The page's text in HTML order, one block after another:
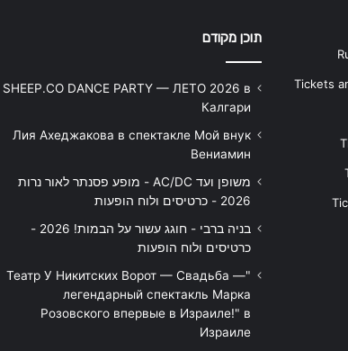
Tickets
תוכן מקודם
SHEEP.CO DANCE PARTY — ЛЕТО 2026 в
Калгари
Лия Ахеджакова в спектакле Мой внук
Вениамин
משופן ועד AC/DC - מופע פסנתר לאור נרות
2026 - כרטיסים ולוח הופעות
בניה ברבי - חוגג עשור על הבמות! 2026 -
כרטיסים ולוח הופעות
"Театр У Никитских Ворот — Свадьба —
легендарный спектакль Марка
Розовского впервые в Израиле!" в
Израиле